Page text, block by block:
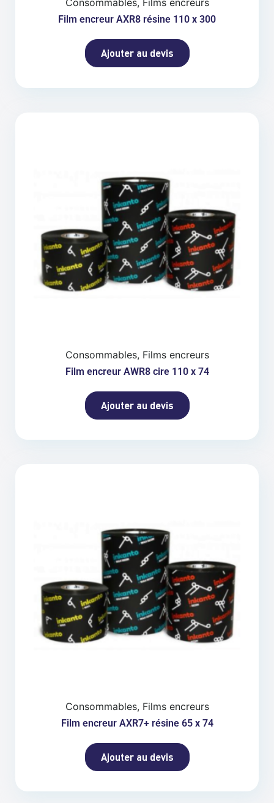
Consommables, Films encreurs
Film encreur AXR8 résine 110 x 300
Ajouter au devis
Consommables, Films encreurs
Film encreur AWR8 cire 110 x 74
Ajouter au devis
Consommables, Films encreurs
Film encreur AXR7+ résine 65 x 74
Ajouter au devis